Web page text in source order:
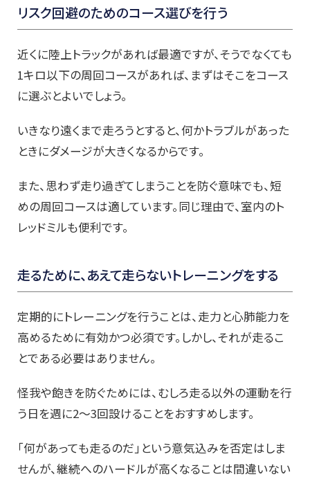
リスク回避のためのコース選びを行う
近くに陸上トラックがあれば最適ですが、そうでなくても
1キロ以下の周回コースがあれば、まずはそこをコース
に選ぶとよいでしょう。
いきなり遠くまで走ろうとすると、何かトラブルがあった
ときにダメージが大きくなるからです。
また、思わず走り過ぎてしまうことを防ぐ意味でも、短
めの周回コースは適しています。同じ理由で、室内のト
レッドミルも便利です。
走るために、あえて走らないトレーニングをする
定期的にトレーニングを行うことは、走力と心肺能力を
高めるために有効かつ必須です。しかし、それが走るこ
とである必要はありません。
怪我や飽きを防ぐためには、むしろ走る以外の運動を行
う日を週に2～3回設けることをおすすめします。
「何があっても走るのだ」という意気込みを否定はしま
せんが、継続へのハードルが高くなることは間違いない